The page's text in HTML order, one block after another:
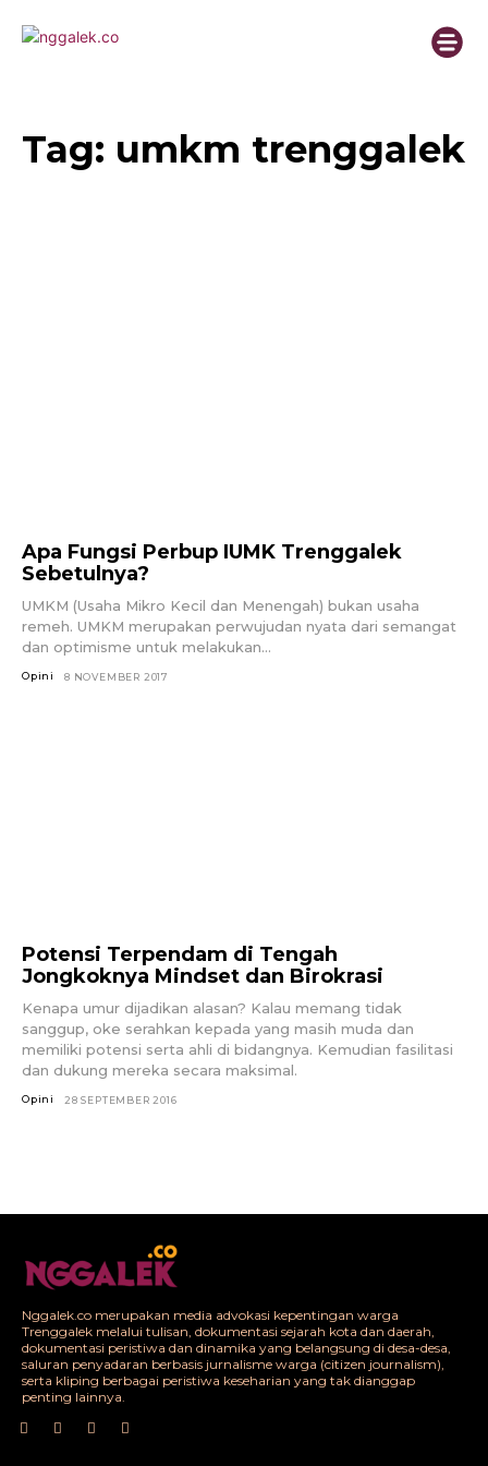
Tag: umkm trenggalek
Apa Fungsi Perbup IUMK Trenggalek
Sebetulnya?
UMKM (Usaha Mikro Kecil dan Menengah) bukan usaha
remeh. UMKM merupakan perwujudan nyata dari semangat
dan optimisme untuk melakukan...
Opini 8 NOVEMBER 2017
Potensi Terpendam di Tengah
Jongkoknya Mindset dan Birokrasi
Kenapa umur dijadikan alasan? Kalau memang tidak
sanggup, oke serahkan kepada yang masih muda dan
memiliki potensi serta ahli di bidangnya. Kemudian fasilitasi
dan dukung mereka secara maksimal.
Opini 28 SEPTEMBER 2016
Nggalek.co merupakan media advokasi kepentingan warga
Trenggalek melalui tulisan, dokumentasi sejarah kota dan daerah,
dokumentasi peristiwa dan dinamika yang belangsung di desa-desa,
saluran penyadaran berbasis jurnalisme warga (citizen journalism),
serta kliping berbagai peristiwa keseharian yang tak dianggap
penting lainnya.